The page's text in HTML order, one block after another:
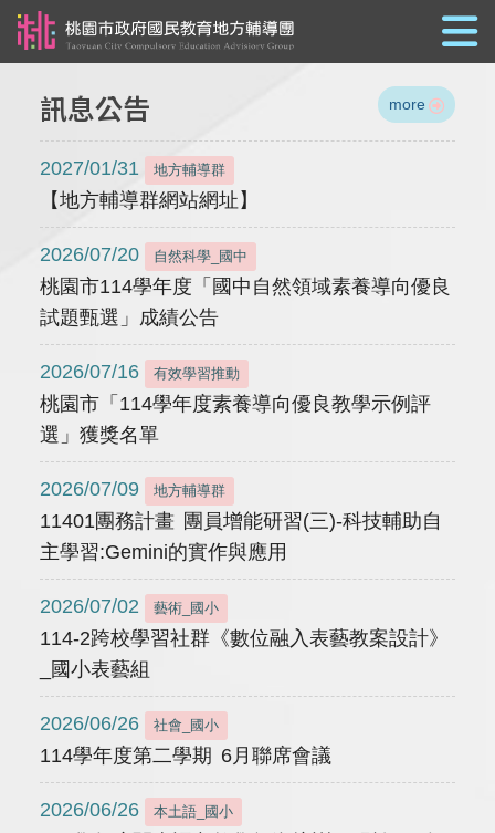
訊息公告 more
2027/01/31 地方輔導群
【地方輔導群網站網址】
2026/07/20 自然科學_國中
桃園市114學年度「國中自然領域素養導向優良
試題甄選」成績公告
2026/07/16 有效學習推動
桃園市「114學年度素養導向優良教學示例評
選」獲獎名單
2026/07/09 地方輔導群
11401團務計畫 團員增能研習(三)-科技輔助自
主學習:Gemini的實作與應用
2026/07/02 藝術_國小
114-2跨校學習社群《數位融入表藝教案設計》
_國小表藝組
2026/06/26 社會_國小
114學年度第二學期 6月聯席會議
2026/06/26 本土語_國小